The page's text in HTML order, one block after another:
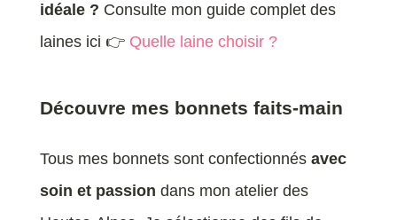
idéale ? Consulte mon guide complet des
laines ici 👉 Quelle laine choisir ?
Découvre mes bonnets faits-main
Tous mes bonnets sont confectionnés avec
soin et passion dans mon atelier des